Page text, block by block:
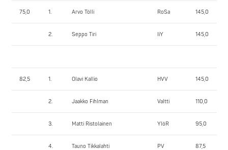
75,0 1. Arvo Tölli RoSa 145,0
2. Seppo Tiri IiY 145,0
82,5 1. Olavi Kallio HVV 145,0
2. Jaakko Fihlman Valtti 110,0
3. Matti Ristolainen YlöR 95,0
4. Tauno Tikkalahti PV 87,5